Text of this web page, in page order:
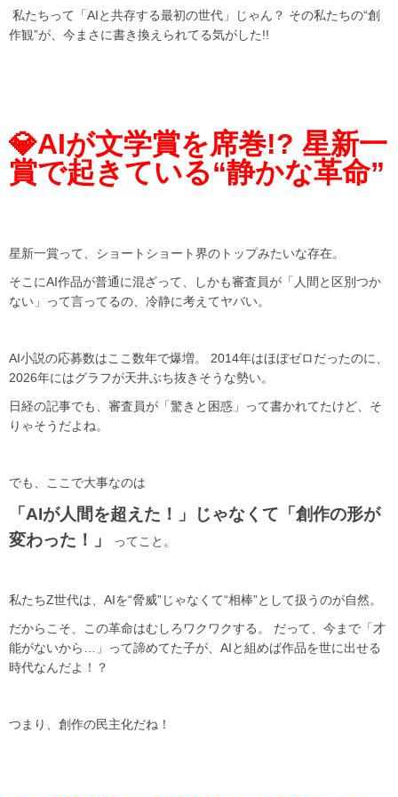
私たちって「AIと共存する最初の世代」じゃん？ その私たちの“創
作観”が、今まさに書き換えられてる気がした!!
💎AIが文学賞を席巻!? 星新一
賞で起きている“静かな革命”
星新一賞って、ショートショート界のトップみたいな存在。
そこにAI作品が普通に混ざって、しかも審査員が「人間と区別つか
ない」って言ってるの、冷静に考えてヤバい。
AI小説の応募数はここ数年で爆増。 2014年はほぼゼロだったのに、
2026年にはグラフが天井ぶち抜きそうな勢い。
日経の記事でも、審査員が「驚きと困惑」って書かれてたけど、そ
りゃそうだよね。
でも、ここで大事なのは
「AIが人間を超えた！」じゃなくて「創作の形が
変わった！」
ってこと。
私たちZ世代は、AIを“脅威”じゃなくて“相棒”として扱うのが自然。
だからこそ、この革命はむしろワクワクする。 だって、今まで「才
能がないから…」って諦めてた子が、AIと組めば作品を世に出せる
時代なんだよ！？
つまり、創作の民主化だね！